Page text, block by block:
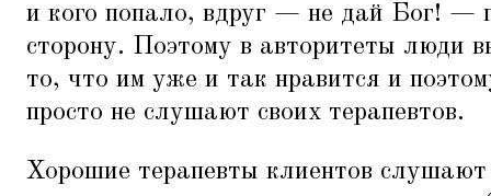
и кого попало, вдруг — не дай Бог! —
сторону. Поэтому в авторитеты люди
то, что им уже и так нравится и
просто не слушают своих терапевтов.
Хорошие терапевты клиентов